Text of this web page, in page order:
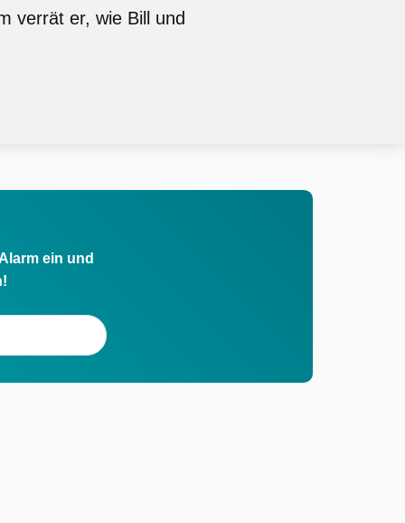
verrät er, wie Bill und
ein und